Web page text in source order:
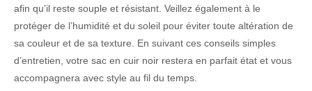
afin qu’il reste souple et résistant. Veillez également à le
protéger de l’humidité et du soleil pour éviter toute altération de
sa couleur et de sa texture. En suivant ces conseils simples
d’entretien, votre sac en cuir noir restera en parfait état et vous
accompagnera avec style au fil du temps.